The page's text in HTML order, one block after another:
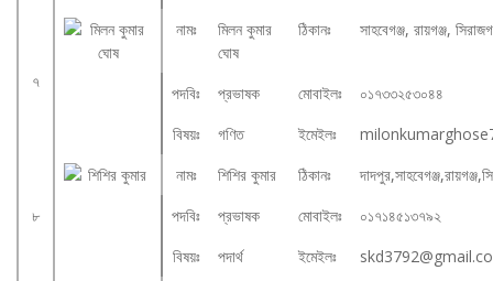
৭
নামঃ
মিলন কুমার
ঘোষ
ঠিকানঃ সাহবেগঞ্জ, রায়গঞ্জ,
পদবিঃ প্রভাষক মোবাইলঃ
০১৭৩৩২৫৩০৪৪
বিষয়ঃ
গণিত ইমেইলঃ
৮
নামঃ শিশির কুমার ঠিকানঃ
পদবিঃ
প্রভাষক মোবাইলঃ
০১৭১৪৫১৩৭৯২
বিষয়ঃ
পদার্থ ইমেইলঃ